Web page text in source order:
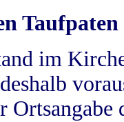
Taufpaten
im